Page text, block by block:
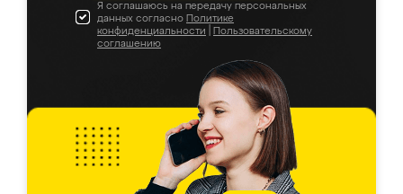
Я соглашаюсь на передачу персональных
данных согласно Политике
конфиденциальности
Пользовательскому
соглашению